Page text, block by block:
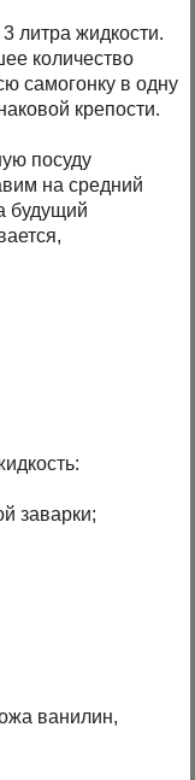
литра жидкости.
количество
самогонку в одну
крепости.
посуду
на средний
будущий
заварки;
ванилин,